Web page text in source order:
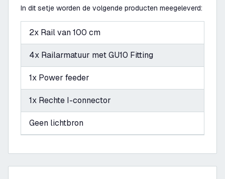
In dit setje worden de volgende producten meegeleverd:
2x Rail van 100 cm
4x Railarmatuur met GU10 Fitting
1x Power feeder
1x Rechte I-connector
Geen lichtbron